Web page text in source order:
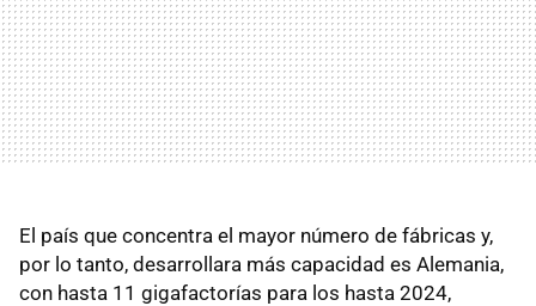
El país que concentra el mayor número de fábricas y,
por lo tanto, desarrollara más capacidad es Alemania,
con hasta 11 gigafactorías para los hasta 2024,